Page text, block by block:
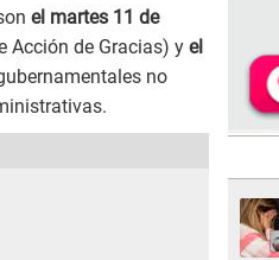
el martes 11 de
Acción de Gracias) y el
no